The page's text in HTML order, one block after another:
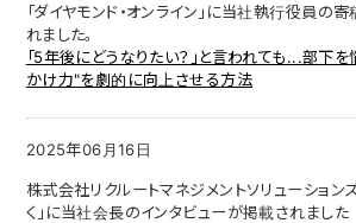
「ダイヤモンド・オンライン」に当社執行役員の
れました。
「5年後にどうなりたい？」と言われても...部下
かけ力"を劇的に向上させる方法
2025年06月16日
株式会社リクルートマネジメントソリューション
く」に当社会長のインタビューが掲載されました